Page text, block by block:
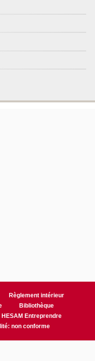
Règlement intérieur
Bibliothèque
HESAM Entreprendre
non conforme